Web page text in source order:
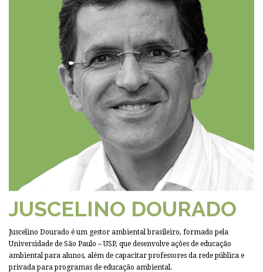
JUSCELINO DOURADO
Juscelino Dourado é um gestor ambiental brasileiro, formado pela
Universidade de São Paulo – USP, que desenvolve ações de educação
ambiental para alunos, além de capacitar professores da rede pública e
privada para programas de educação ambiental.